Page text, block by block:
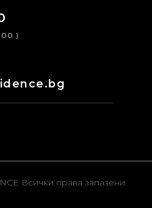
)
Всички права запазени.